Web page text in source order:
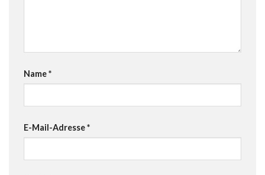
Name*
E-Mail-Adresse*